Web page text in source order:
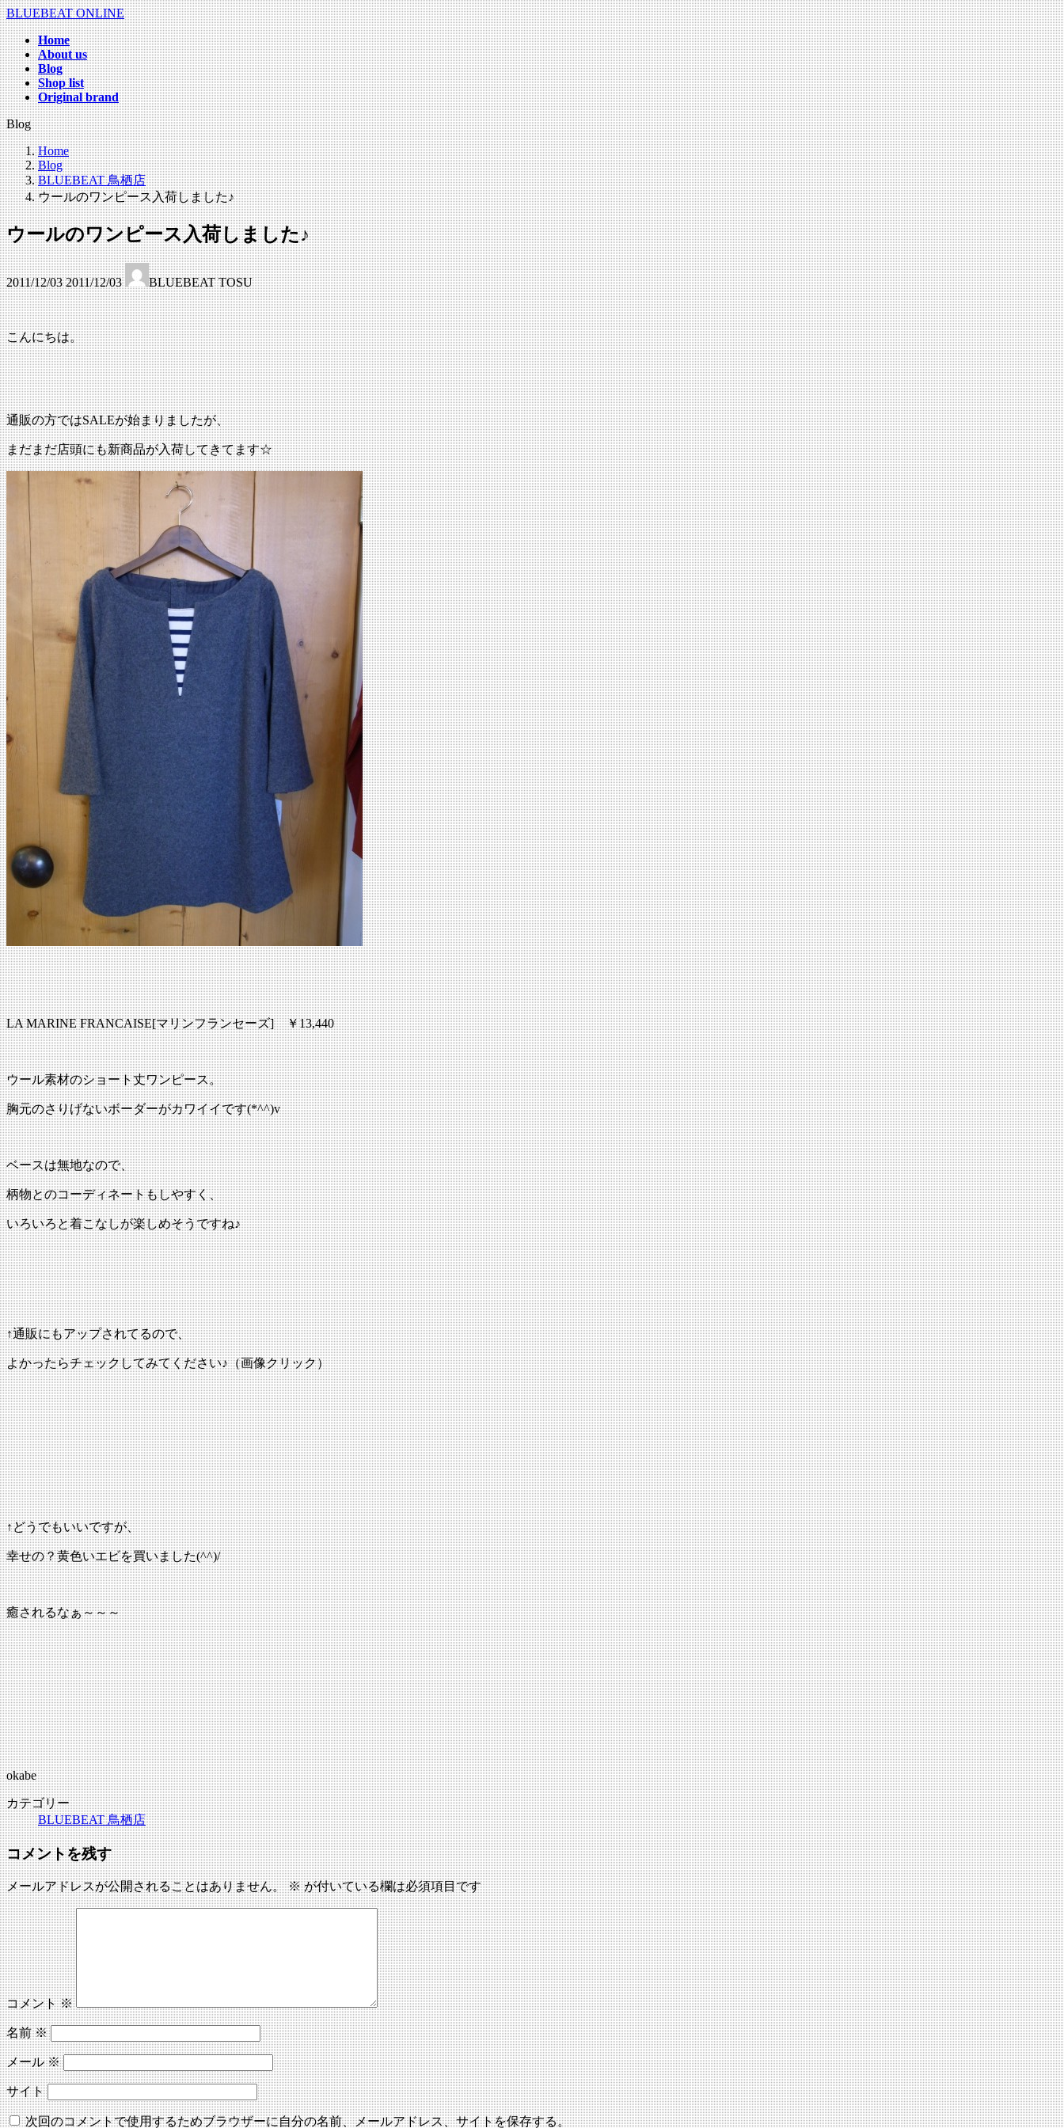
コ
ン
テ
ン
ツ
へ
ス
キ
ッ
プ
ナ
ビ
ゲ
ー
シ
ョ
ン
に
移
動
BLUEBEAT ONLINE
Home
About us
Blog
Shop list
Original brand
Blog
Home
Blog
BLUEBEAT 鳥栖店
ウールのワンピース入荷しました♪
ウールのワンピース入荷しました♪
2011/12/03
最
終
更
新
日
時
:
2011/12/03 BLUEBEAT TOSU
こんにちは。
通販の方ではSALEが始まりましたが、
まだまだ店頭にも新商品が入荷してきてます☆
LA MARINE FRANCAISE[マリンフランセーズ] ￥13,440
ウール素材のショート丈ワンピース。
胸元のさりげないボーダーがカワイイです(*^^)v
ベースは無地なので、
柄物とのコーディネートもしやすく、
いろいろと着こなしが楽しめそうですね♪
↑通販にもアップされてるので、
よかったらチェックしてみてください♪（画像クリック）
↑どうでもいいですが、
幸せの？黄色いエビを買いました(^^)/
癒されるなぁ～～～
okabe
カテゴリー
BLUEBEAT 鳥栖店
コメントを残す
メールアドレスが公開されることはありません。 ※が付いている欄は必須項目です
コメント※
名前※
メール※
サイト
次回のコメントで使用するためブラウザーに自分の名前、メールアドレス、サイトを保存する。